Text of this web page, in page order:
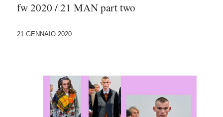
fw 2020 / 21 MAN part two
21 GENNAIO 2020